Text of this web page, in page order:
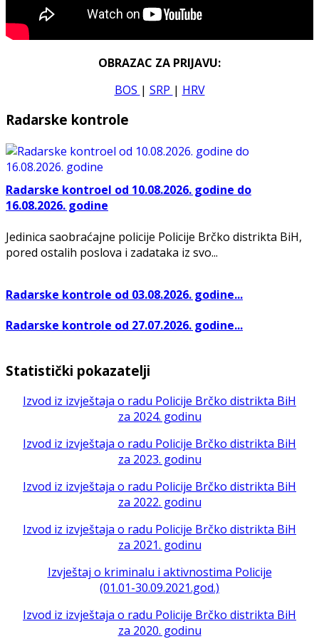
OBRAZAC ZA PRIJAVU:
BOS | SRP | HRV
Radarske kontrole
Radarske kontroel od 10.08.2026. godine do
16.08.2026. godine
Jedinica saobraćajne policije Policije Brčko distrikta BiH,
pored ostalih poslova i zadataka iz svo...
Radarske kontrole od 03.08.2026. godine...
Radarske kontrole od 27.07.2026. godine...
Statistički pokazatelji
Izvod iz izvještaja o radu Policije Brčko distrikta BiH
za 2024. godinu
Izvod iz izvještaja o radu Policije Brčko distrikta BiH
za 2023. godinu
Izvod iz izvještaja o radu Policije Brčko distrikta BiH
za 2022. godinu
Izvod iz izvještaja o radu Policije Brčko distrikta BiH
za 2021. godinu
Izvještaj o kriminalu i aktivnostima Policije
(01.01-30.09.2021.god.)
Izvod iz izvještaja o radu Policije Brčko distrikta BiH
za 2020. godinu